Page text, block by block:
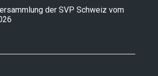
der SVP Schweiz vom